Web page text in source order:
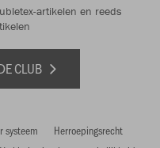
artikelen en reeds
CLUB
systeem
Herroepingsrecht